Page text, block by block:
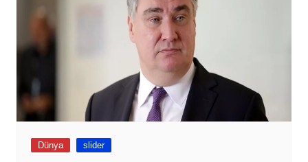
Dünya slider